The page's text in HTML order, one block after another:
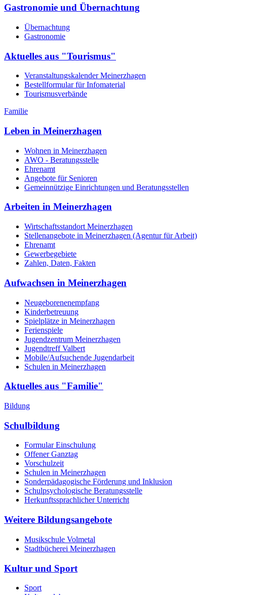
Gastronomie und Übernachtung
Übernachtung
Gastronomie
Aktuelles aus "Tourismus"
Veranstaltungskalender Meinerzhagen
Bestellformular für Infomaterial
Tourismusverbände
Familie
Leben in Meinerzhagen
Wohnen in Meinerzhagen
AWO - Beratungsstelle
Ehrenamt
Angebote für Senioren
Gemeinnützige Einrichtungen und Beratungsstellen
Arbeiten in Meinerzhagen
Wirtschaftsstandort Meinerzhagen
Stellenangebote in Meinerzhagen (Agentur für Arbeit)
Ehrenamt
Gewerbegebiete
Zahlen, Daten, Fakten
Aufwachsen in Meinerzhagen
Neugeborenenempfang
Kinderbetreuung
Spielplätze in Meinerzhagen
Ferienspiele
Jugendzentrum Meinerzhagen
Jugendtreff Valbert
Mobile/Aufsuchende Jugendarbeit
Schulen in Meinerzhagen
Aktuelles aus "Familie"
Bildung
Schulbildung
Formular Einschulung
Offener Ganztag
Vorschulzeit
Schulen in Meinerzhagen
Sonderpädagogische Förderung und Inklusion
Schulpsychologische Beratungsstelle
Herkunftssprachlicher Unterricht
Weitere Bildungsangebote
Musikschule Volmetal
Stadtbücherei Meinerzhagen
Kultur und Sport
Sport